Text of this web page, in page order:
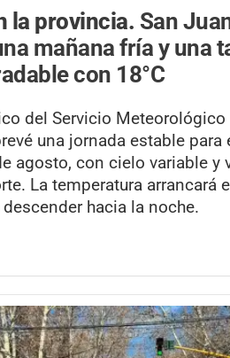
la provincia. San
mañana fría y una
con 18°C
del Servicio Meteorológico
una jornada estable para
agosto, con cielo variable y
La temperatura arrancará
hacia la noche.